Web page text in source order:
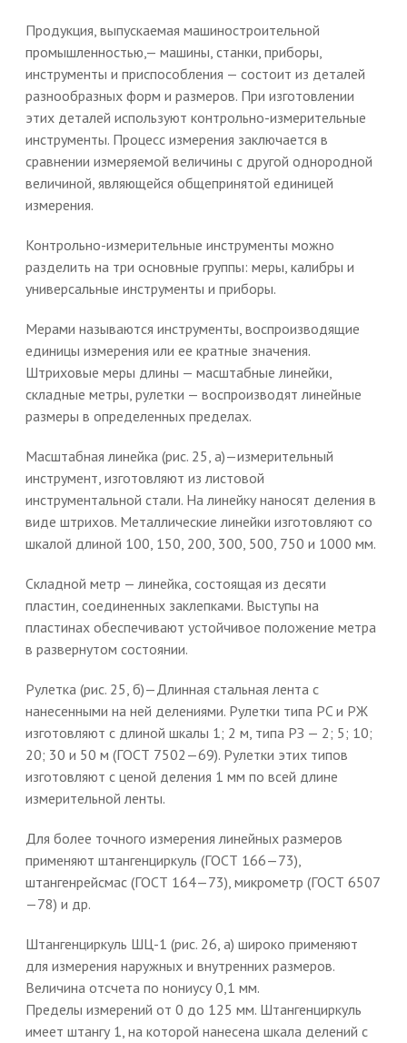
Продукция, выпускаемая машиностроительной
промышленностью,— машины, станки, приборы,
инструменты и приспособления — состоит из деталей
разнообразных форм и размеров. При изготовлении
этих деталей используют контрольно-измерительные
инструменты. Процесс измерения заключается в
сравнении измеряемой величины с другой однородной
величиной, являющейся общепринятой единицей
измерения.
Контрольно-измерительные инструменты можно
разделить на три основные группы: меры, калибры и
универсальные инструменты и приборы.
Мерами называются инструменты, воспроизводящие
единицы измерения или ее кратные значения.
Штриховые меры длины — масштабные линейки,
складные метры, рулетки — воспроизводят линейные
размеры в определенных пределах.
Масштабная линейка (рис. 25, а)—измерительный
инструмент, изготовляют из листовой
инструментальной стали. На линейку наносят деления в
виде штрихов. Металлические линейки изготовляют со
шкалой длиной 100, 150, 200, 300, 500, 750 и 1000 мм.
Складной метр — линейка, состоящая из десяти
пластин, соединенных заклепками. Выступы на
пластинах обеспечивают устойчивое положение метра
в развернутом состоянии.
Рулетка (рис. 25, б)—Длинная стальная лента с
нанесенными на ней делениями. Рулетки типа PC и РЖ
изготовляют с длиной шкалы 1; 2 м, типа РЗ — 2; 5; 10;
20; 30 и 50 м (ГОСТ 7502—69). Рулетки этих типов
изготовляют с ценой деления 1 мм по всей длине
измерительной ленты.
Для более точного измерения линейных размеров
применяют штангенциркуль (ГОСТ 166—73),
штангенрейсмас (ГОСТ 164—73), микрометр (ГОСТ 6507
—78) и др.
Штангенциркуль ШЦ-1 (рис. 26, а) широко применяют
для измерения наружных и внутренних размеров.
Величина отсчета по нониусу 0,1 мм.
Пределы измерений от 0 до 125 мм. Штангенциркуль
имеет штангу 1, на которой нанесена шкала делений с